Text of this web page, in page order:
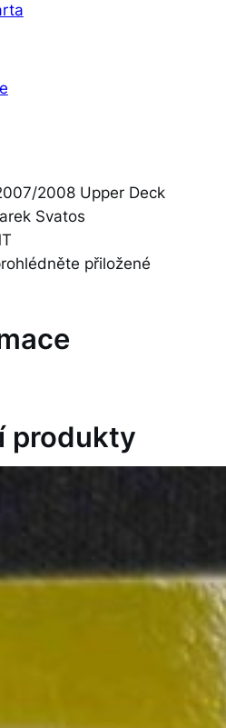
2008 Upper Deck
Svatos
přiložené
produkty